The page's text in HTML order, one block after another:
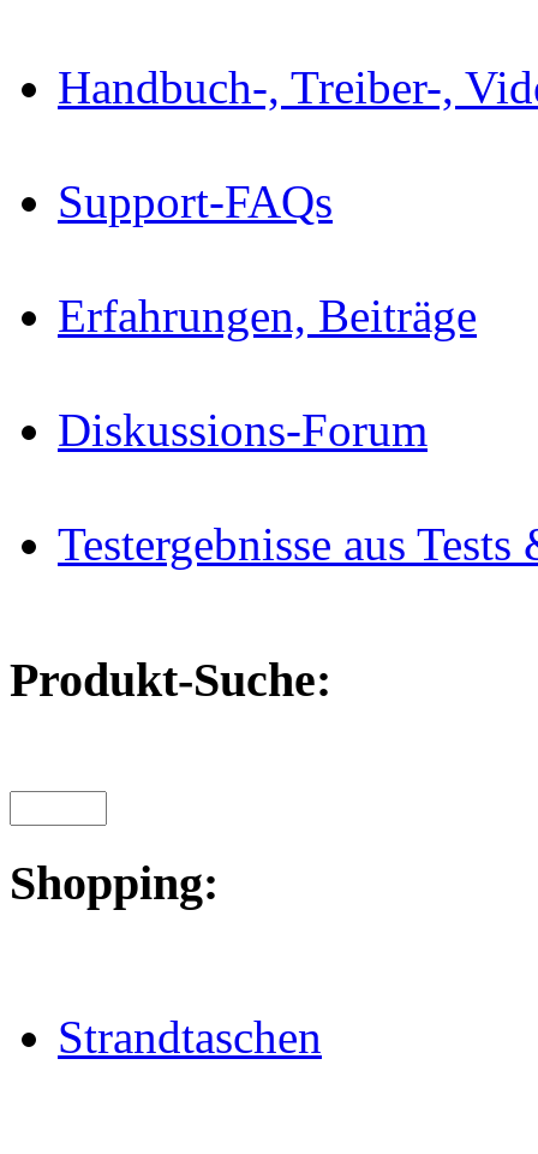
Handbuch-, Treiber-,
Support-FAQs
Erfahrungen, Beiträge
Diskussions-Forum
Testergebnisse aus
Produkt-Suche:
Shopping:
Strandtaschen